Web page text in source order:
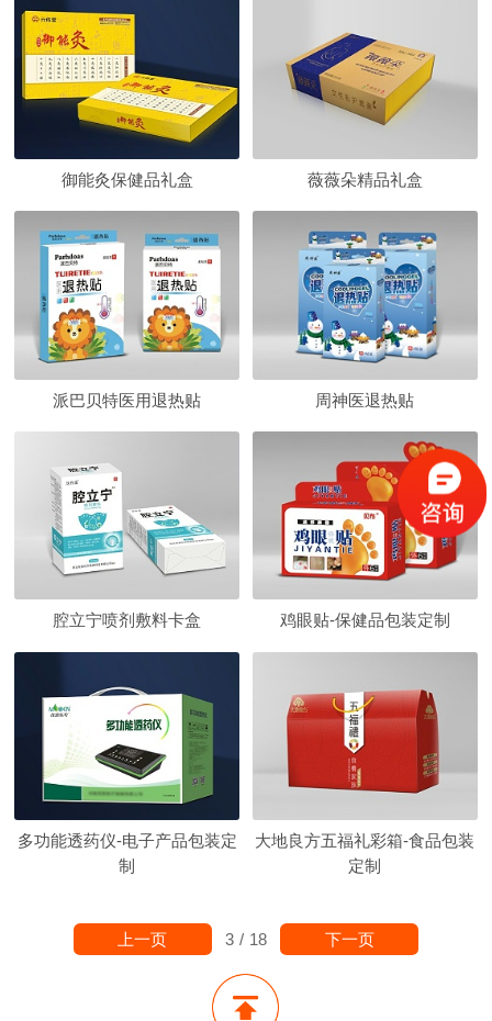
御能灸保健品礼盒 薇薇朵精品礼盒
派巴贝特医用退热贴 周神医退热贴
腔立宁喷剂敷料卡盒 鸡眼贴-保健品包装定制
多功能透药仪-电子产品包装定
制
大地良方五福礼彩箱-食品包装
定制
3 / 18
上一页 下一页